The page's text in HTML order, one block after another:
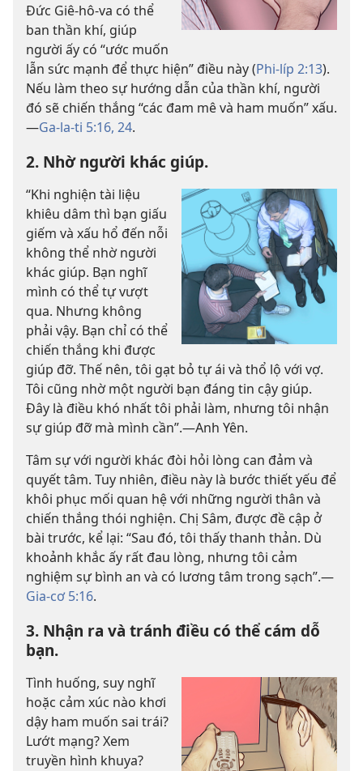
Đức Giê-hô-va có thể
ban thần khí, giúp
người ấy có “ước muốn
lẫn sức mạnh để thực hiện” điều này (Phi-líp 2:13).
Nếu làm theo sự hướng dẫn của thần khí, người
đó sẽ chiến thắng “các đam mê và ham muốn” xấu.
—Ga-la-ti 5:16, 24.
2. Nhờ người khác giúp.
“Khi nghiện tài liệu
khiêu dâm thì bạn giấu
giếm và xấu hổ đến nỗi
không thể nhờ người
khác giúp. Bạn nghĩ
mình có thể tự vượt
qua. Nhưng không
phải vậy. Bạn chỉ có thể
chiến thắng khi được
giúp đỡ. Thế nên, tôi gạt bỏ tự ái và thổ lộ với vợ.
Tôi cũng nhờ một người bạn đáng tin cậy giúp.
Đây là điều khó nhất tôi phải làm, nhưng tôi nhận
sự giúp đỡ mà mình cần”.—Anh Yên.
Tâm sự với người khác đòi hỏi lòng can đảm và
quyết tâm. Tuy nhiên, điều này là bước thiết yếu để
khôi phục mối quan hệ với những người thân và
chiến thắng thói nghiện. Chị Sâm, được đề cập ở
bài trước, kể lại: “Sau đó, tôi thấy thanh thản. Dù
khoảnh khắc ấy rất đau lòng, nhưng tôi cảm
nghiệm sự bình an và có lương tâm trong sạch”.—
Gia-cơ 5:16.
3. Nhận ra và tránh điều có thể cám dỗ
bạn.
Tình huống, suy nghĩ
hoặc cảm xúc nào khơi
dậy ham muốn sai trái?
Lướt mạng? Xem
truyền hình khuya?